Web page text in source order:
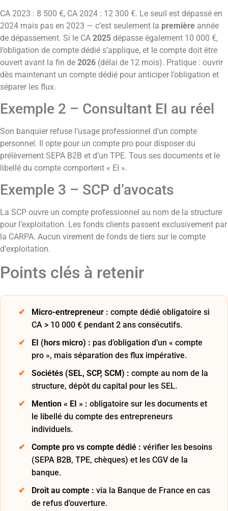
CA 2023 : 8 500 €, CA 2024 : 12 300 €. Le seuil est dépassé en
2024 mais pas en 2023 — c’est seulement la première année
de dépassement. Si le CA 2025 dépasse également 10 000 €,
l’obligation de compte dédié s’applique, et le compte doit être
ouvert avant la fin de 2026 (délai de 12 mois). Pratique : ouvrir
dès maintenant un compte dédié pour anticiper l’obligation et
séparer les flux.
Exemple 2 – Consultant EI au réel
Son banquier refuse l’usage professionnel d’un compte
personnel. Il opte pour un compte pro pour disposer du
prélèvement SEPA B2B et d’un TPE. Tous ses documents et le
libellé du compte comportent « EI ».
Exemple 3 – SCP d’avocats
La SCP ouvre un compte professionnel au nom de la structure
pour l’exploitation. Les fonds clients passent exclusivement par
la CARPA. Aucun virement de fonds de tiers sur le compte
d’exploitation.
Points clés à retenir
Micro-entrepreneur : compte dédié obligatoire si
CA > 10 000 € pendant 2 ans consécutifs.
EI (hors micro) : pas d’obligation d’un « compte
pro », mais séparation des flux impérative.
Sociétés (SEL, SCP, SCM) : compte au nom de la
structure, dépôt du capital pour les SEL.
Mention « EI » : obligatoire sur les documents et
le libellé du compte des entrepreneurs
individuels.
Compte pro vs compte dédié : vérifier les besoins
(SEPA B2B, TPE, chèques) et les CGV de la
banque.
Droit au compte : via la Banque de France en cas
de refus d’ouverture.